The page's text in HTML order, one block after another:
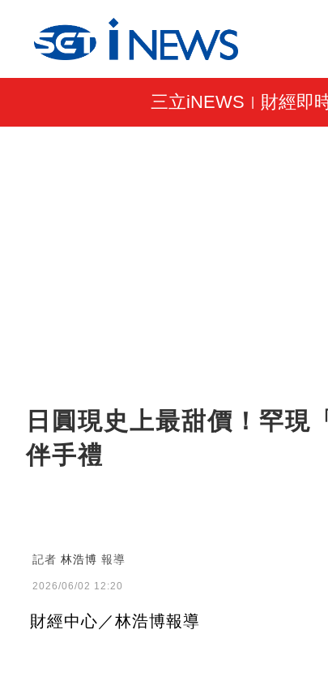
三立iNEWS 財經即
日圓現史上最甜價！罕
伴手禮
記者 林浩博 報導
2026/06/02 12:20
財經中心／林浩博報導